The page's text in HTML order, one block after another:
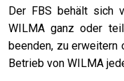
Der FBS behält sich
WILMA ganz oder
beenden, zu erweitern
Betrieb von WILMA